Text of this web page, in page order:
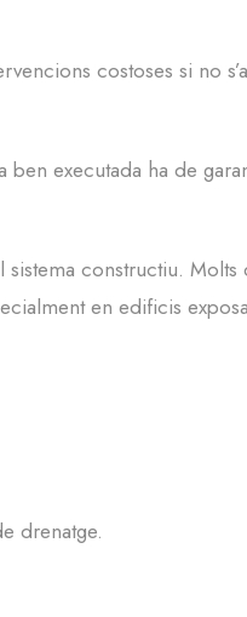
costoses si no
ben executada ha de
constructiu. Molts
en edificis
drenatge.